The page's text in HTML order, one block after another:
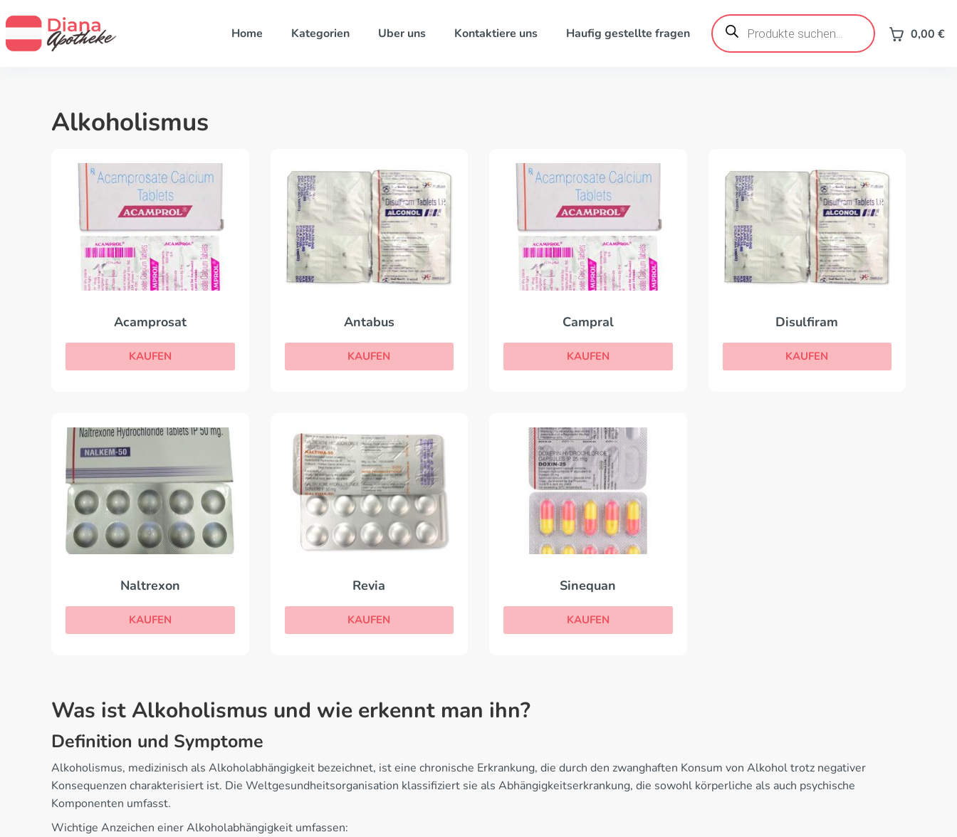
Home Kategorien Uber uns Kontaktiere uns Haufig gestellte fragen
Products
search 0,00 €
Alkoholismus
Acamprosat
KAUFEN
Antabus
KAUFEN
Campral
KAUFEN
Disulfiram
KAUFEN
Naltrexon
KAUFEN
Revia
KAUFEN
Sinequan
KAUFEN
Was ist Alkoholismus und wie erkennt man ihn?
Definition und Symptome
Alkoholismus, medizinisch als Alkoholabhängigkeit bezeichnet, ist eine chronische Erkrankung, die durch den zwanghaften Konsum von Alkohol trotz negativer
Konsequenzen charakterisiert ist. Die Weltgesundheitsorganisation klassifiziert sie als Abhängigkeitserkrankung, die sowohl körperliche als auch psychische
Komponenten umfasst.
Wichtige Anzeichen einer Alkoholabhängigkeit umfassen: